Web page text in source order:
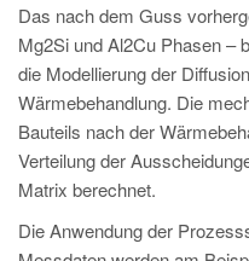
Das nach dem Guss
Mg2Si und Al2Cu Phasen –
die Modellierung der
Wärmebehandlung. Die
Bauteils nach der
Verteilung der
Matrix berechnet.
Die Anwendung der